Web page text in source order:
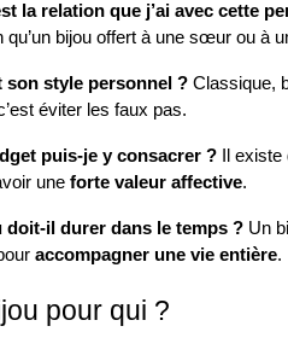
la relation que j’ai avec cette
qu’un bijou offert à une sœur ou à
son style personnel ? Classique,
éviter les faux pas.
puis-je y consacrer ? Il
une forte valeur affective.
doit-il durer dans le temps ? Un
accompagner une vie entière.
pour qui ?